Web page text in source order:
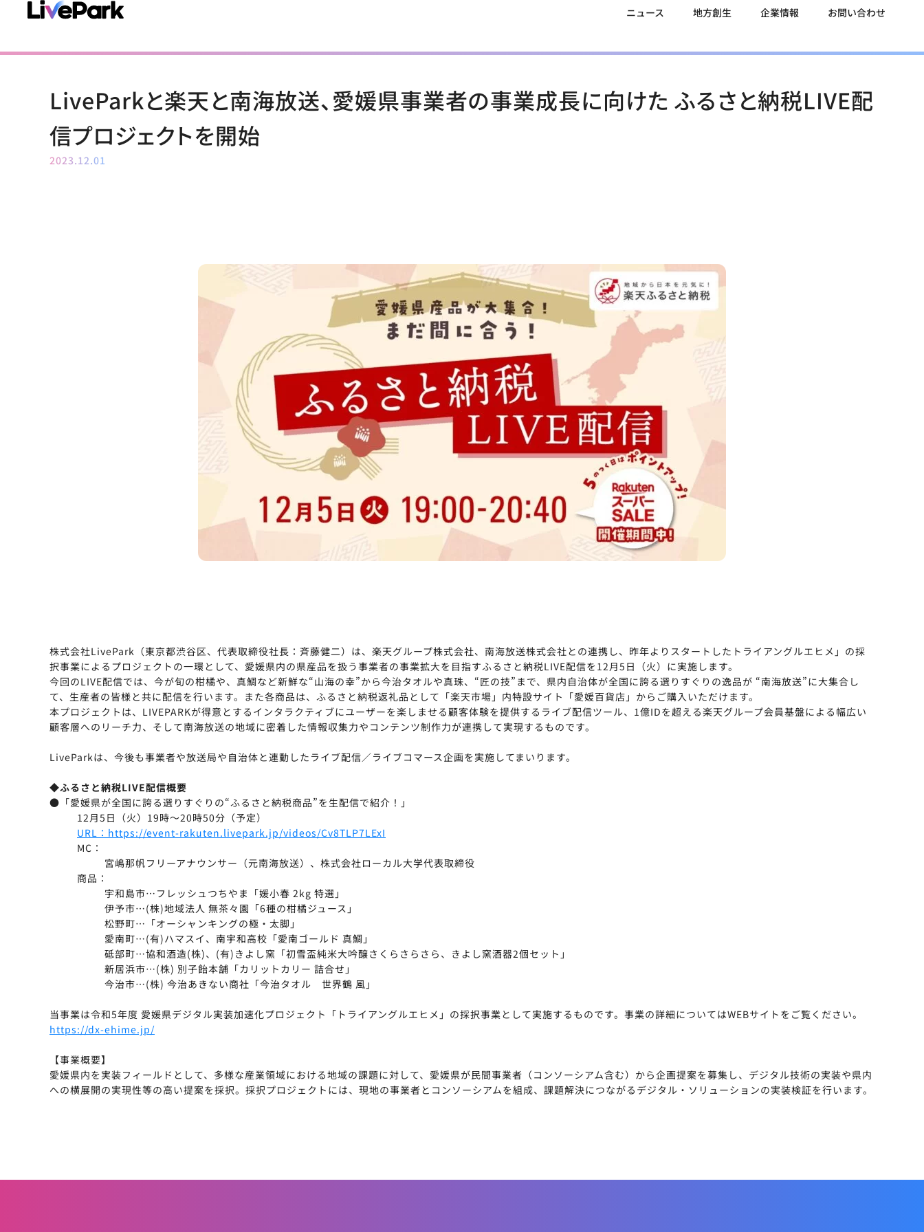
ニュース 地方創生 企業情報 お問い合わせ
LiveParkと楽天と南海放送、愛媛県事業者の事業成長に向けた ふるさと納税LIVE配
信プロジェクトを開始
2023.12.01
株式会社LivePark（東京都渋谷区、代表取締役社長：斉藤健二）は、楽天グループ株式会社、南海放送株式会社との連携し、昨年よりスタートしたトライアングルエヒメ」の採
択事業によるプロジェクトの一環として、愛媛県内の県産品を扱う事業者の事業拡大を目指すふるさと納税LIVE配信を12月5日（火）に実施します。
今回のLIVE配信では、今が旬の柑橘や、真鯛など新鮮な“山海の幸”から今治タオルや真珠、“匠の技”まで、県内⾃治体が全国に誇る選りすぐりの逸品が “南海放送”に大集合し
て、生産者の皆様と共に配信を行います。また各商品は、ふるさと納税返礼品として「楽天市場」内特設サイト「愛媛百貨店」からご購入いただけます。
本プロジェクトは、LIVEPARKが得意とするインタラクティブにユーザーを楽しませる顧客体験を提供するライブ配信ツール、1億IDを超える楽天グループ会員基盤による幅広い
顧客層へのリーチ力、そして南海放送の地域に密着した情報収集力やコンテンツ制作力が連携して実現するものです。
LiveParkは、今後も事業者や放送局や自治体と連動したライブ配信／ライブコマース企画を実施してまいります。
◆ふるさと納税LIVE配信概要
●「愛媛県が全国に誇る選りすぐりの“ふるさと納税商品”を生配信で紹介！」
12月5日（火）19時～20時50分（予定）
URL：https://event-rakuten.livepark.jp/videos/Cv8TLP7LExI
MC：
宮嶋那帆フリーアナウンサー（元南海放送）、株式会社ローカル大学代表取締役
商品：
宇和島市…フレッシュつちやま「媛小春 2kg 特選」
伊予市…(株)地域法人 無茶々園「6種の柑橘ジュース」
松野町…「オーシャンキングの極・太脚」
愛南町…(有)ハマスイ、南宇和高校「愛南ゴールド 真鯛」
砥部町…協和酒造(株)、(有)きよし窯「初雪盃純米大吟醸さくらさらさら、きよし窯酒器2個セット」
新居浜市…(株) 別子飴本舗「カリットカリー 詰合せ」
今治市…(株) 今治あきない商社「今治タオル 世界鶴 風」
当事業は令和5年度 愛媛県デジタル実装加速化プロジェクト「トライアングルエヒメ」の採択事業として実施するものです。事業の詳細についてはWEBサイトをご覧ください。
https://dx-ehime.jp/
【事業概要】
愛媛県内を実装フィールドとして、多様な産業領域における地域の課題に対して、愛媛県が民間事業者（コンソーシアム含む）から企画提案を募集し、デジタル技術の実装や県内
への横展開の実現性等の高い提案を採択。採択プロジェクトには、現地の事業者とコンソーシアムを組成、課題解決につながるデジタル・ソリューションの実装検証を行います。